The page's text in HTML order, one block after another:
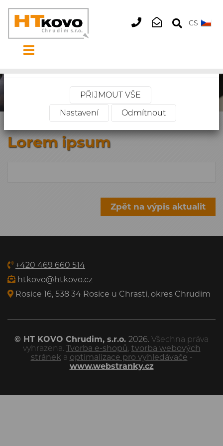
CS
Úvodní stránka » Lorem ipsum
Lorem ipsum
Zpět na výpis aktualit
+420 469 660 514
htkovo@htkovo.cz
Rosice 16, 538 34 Rosice u Chrasti, okres Chrudim
© HT KOVO Chrudim, s.r.o. 2026. Všechna práva
vyhrazena. Tvorba e-shopů tvorba webových
stránek a optimalizace pro vyhledávače -
www.webstranky.cz
Tento web používá cookies ×
Vaše soukromí je důležité. Můžete si vybrat z
PŘIJMOUT VŠE
Nastavení
Odmítnout